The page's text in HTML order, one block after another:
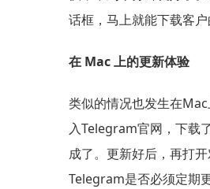
话框，马上就能下载客
在 Mac 上的更新体验
类似的情况也发生在
入Telegram官网，下载
成了。更新好后，再打
Telegram是否必须定期